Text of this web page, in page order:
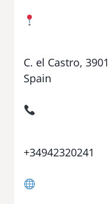
C. el Castro,
Spain
+34942320241